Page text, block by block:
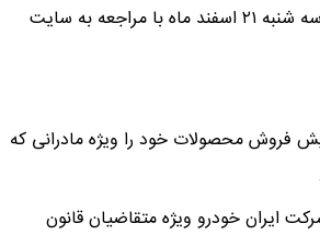
جمعیت اعلام شد. متقاضیان می‌توانند از روز دوشنبه ۱۳ اسفند ماه لغایت روز سه شنبه ۲۱ اسفند ماه با مراجعه به سایت
طرح فروش فوق العاده و پیش فروش محصولات خود را ویژه مادرانی که
تحویل حداکثر۳ ماهه) محصولات شرکت ایران خودرو ویژه متقاضیان قانون